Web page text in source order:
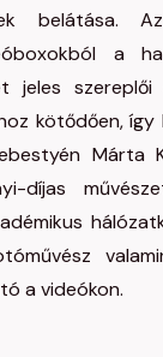
belátása.
a
jeles szereplői
kötődően, így
Márta
díjas
a videókon.